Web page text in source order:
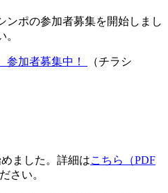
ンポの参加者募集を開始しまし
（チラシ
ました。詳細はこちら（PDF
さい。